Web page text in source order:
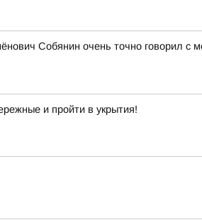
Собянин очень точно говорил
и пройти в укрытия!